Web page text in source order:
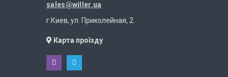
sales@willer.ua
г.Киев, ул. Приколейная, 2.
Карта проїзду